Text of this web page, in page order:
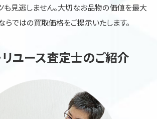
も見逃しません。大切なお品物の価値を最大
らではの買取価格をご提示いたします。
リユース査定士のご紹介